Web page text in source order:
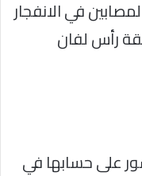
في الانفجار
رأس لفان
على حسابها في